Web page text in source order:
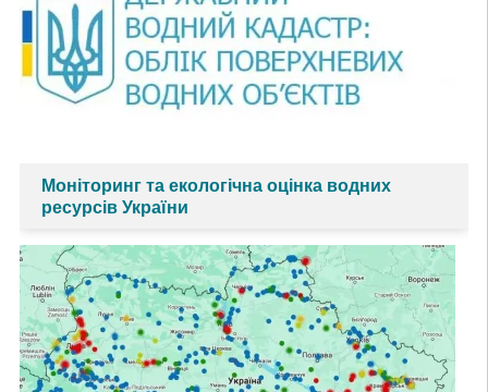
Моніторинг та екологічна оцінка водних
ресурсів України